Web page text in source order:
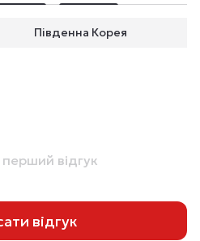
Південна Корея
відгук
відгук